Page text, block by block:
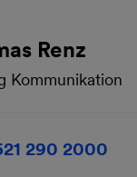
Renz
Kommunikation
290 2000